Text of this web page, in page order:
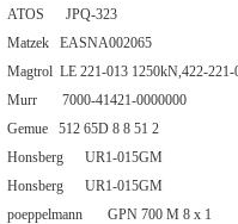
ATOS JPQ-323
Matzek EASNA002065
Magtrol LE 221-013 1250kN,422-221-
Murr 7000-41421-0000000
Gemue 512 65D 8 8 51 2
Honsberg UR1-015GM
Honsberg UR1-015GM
poeppelmann GPN 700 M 8 x 1